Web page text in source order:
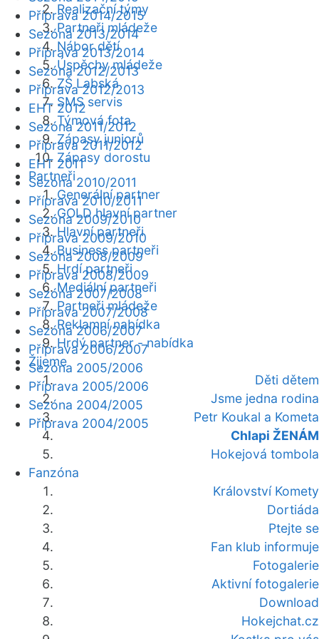
Realizační týmy
Partneři mládeže
Nábor dětí
Úspěchy mládeže
ZŠ Labská
SMS servis
Týmová fota
Zápasy juniorů
Zápasy dorostu
Partneři
Generální partner
GOLD hlavní partner
Hlavní partneři
Business partneři
Hrdí partneři
Mediální partneři
Partneři mládeže
Reklamní nabídka
Hrdý partner - nabídka
Žijeme
Děti dětem
Jsme jedna rodina
Petr Koukal a Kometa
Chlapi ŽENÁM
Hokejová tombola
Fanzóna
Království Komety
Dortiáda
Ptejte se
Fan klub informuje
Fotogalerie
Aktivní fotogalerie
Download
Hokejchat.cz
Příprava 2014/2015
Sezóna 2013/2014
Příprava 2013/2014
Sezóna 2012/2013
Příprava 2012/2013
EHT 2012
Sezóna 2011/2012
Příprava 2011/2012
EHT 2011
Sezóna 2010/2011
Příprava 2010/2011
Sezóna 2009/2010
Příprava 2009/2010
Sezóna 2008/2009
Příprava 2008/2009
Sezóna 2007/2008
Příprava 2007/2008
Sezóna 2006/2007
Příprava 2006/2007
Sezóna 2005/2006
Příprava 2005/2006
Sezóna 2004/2005
Příprava 2004/2005